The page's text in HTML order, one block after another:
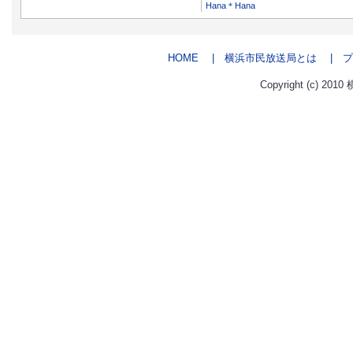
Hana＊Hana
HOME | 横浜市民放送局とは | プ
Copyright (c) 2010